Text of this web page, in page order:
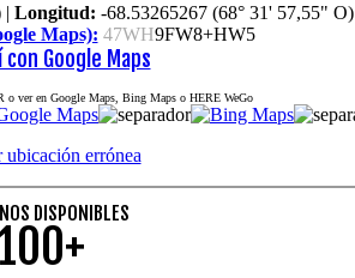
| Longitud: -68.53265267 (68° 31' 57,55" O)
Maps): 47WH9FW8+HW5
con Google Maps
o ver en Google Maps, Bing Maps o HERE WeGo
DISPONIBLES